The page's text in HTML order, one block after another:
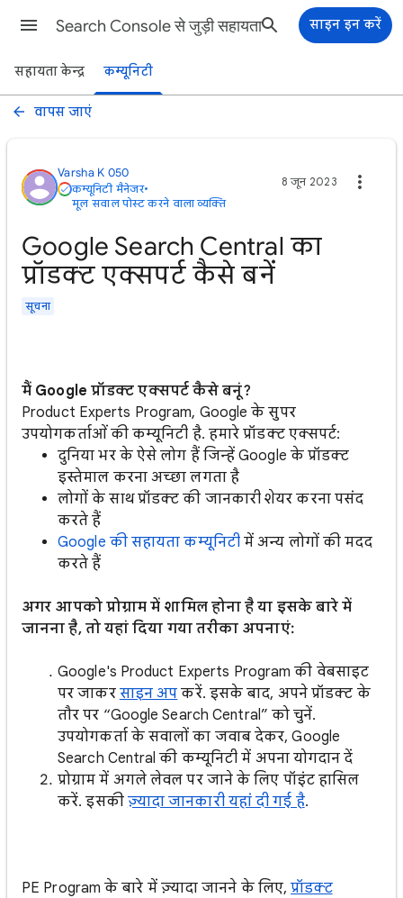
Search Console से जुड़ी सहायता साइन इन करें
सहायता केन्द्र कम्यूनिटी
वापस जाएं
Varsha K 050
कम्यूनिटी मैनेजर•
मूल सवाल पोस्ट करने वाला व्यक्ति
8 जून 2023
Google Search Central का
प्रॉडक्ट एक्सपर्ट कैसे बनें
सूचना
मैं Google प्रॉडक्ट एक्सपर्ट कैसे बनूं?
Product Experts Program, Google के सुपर
उपयोगकर्ताओं की कम्यूनिटी है. हमारे प्रॉडक्ट एक्सपर्ट:
दुनिया भर के ऐसे लोग हैं जिन्हें Google के प्रॉडक्ट
इस्तेमाल करना अच्छा लगता है
लोगों के साथ प्रॉडक्ट की जानकारी शेयर करना पसंद
करते हैं
Google की सहायता कम्यूनिटीमें अन्य लोगों की मदद
करते हैं
अगर आपको प्रोग्राम में शामिल होना है या इसके बारे में
जानना है, तो यहां दिया गया तरीका अपनाएं:
Google's Product Experts Program की वेबसाइट
पर जाकर साइन अप करें. इसके बाद, अपने प्रॉडक्ट के
तौर पर “Google Search Central” को चुनें.
उपयोगकर्ता के सवालों का जवाब देकर, Google
Search Central की कम्यूनिटी में अपना योगदान दें
प्रोग्राम में अगले लेवल पर जाने के लिए पॉइंट हासिल
करें. इसकी ज़्यादा जानकारी यहां दी गई है.
PE Program के बारे में ज़्यादा जानने के लिए,प्रॉडक्ट